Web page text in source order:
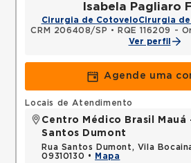
Isabela Pagliaro
Cirurgia de CotoveloCirurgia
CRM 206408/SP •
RQE 116209 -
Ver perfil
Agende uma
Locais de Atendimento
Centro Médico Brasil Mauá
Santos Dumont
Rua Santos Dumont, Vila
09310130 •
Mapa